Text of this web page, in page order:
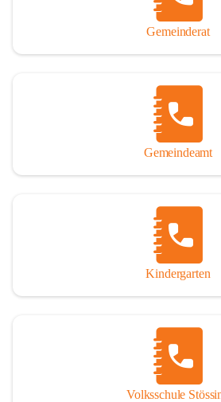
Gemeinderat
Gemeindeamt
Kindergarten
Volksschule